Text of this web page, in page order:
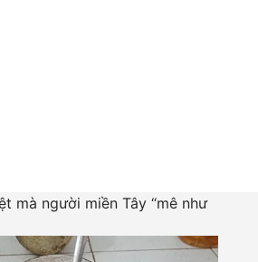
mà người miền Tây “mê như